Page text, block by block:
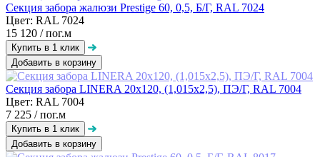
Секция забора жалюзи Prestige 60, 0,5, Б/Г, RAL 7024
Цвет: RAL 7024
15 120 / пог.м
Добавить в корзину
Секция забора LINERA 20х120, (1,015х2,5), ПЭ/Г, RAL 7004
Цвет: RAL 7004
7 225 / пог.м
Добавить в корзину